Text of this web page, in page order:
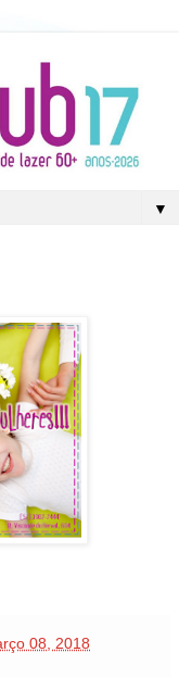
▼
08, 2018